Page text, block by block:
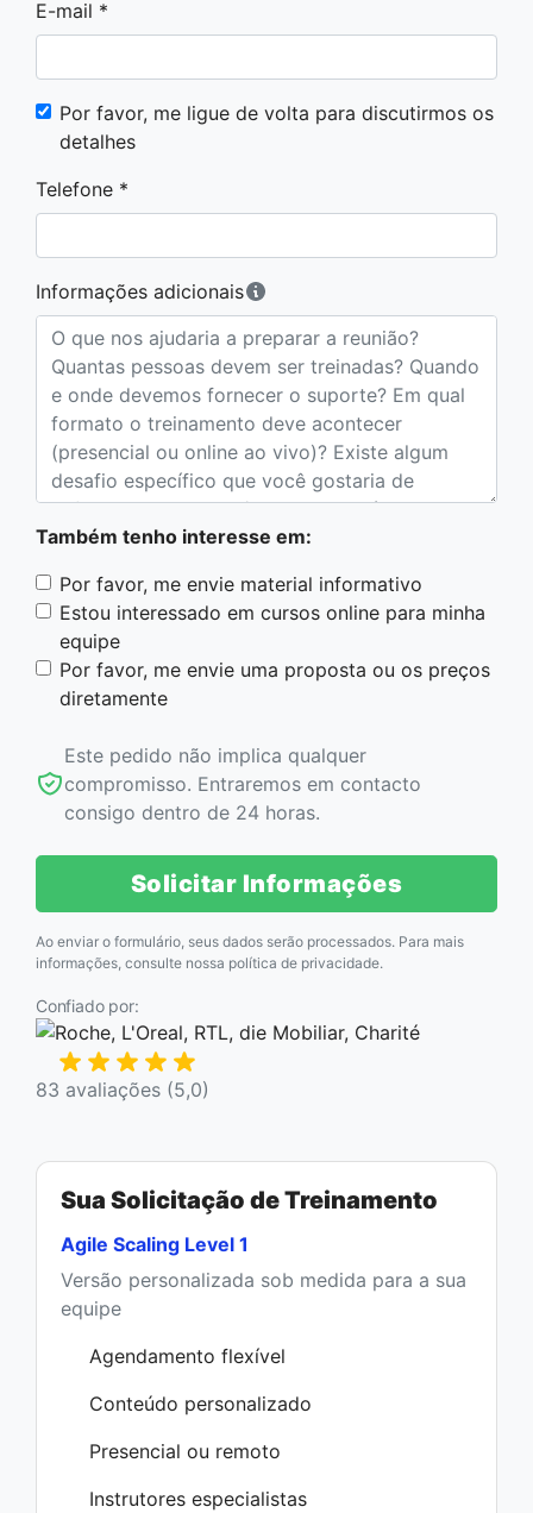
E-mail *
Por favor, me ligue de volta para discutirmos os
detalhes
Telefone *
Informações adicionais
Também tenho interesse em:
Por favor, me envie material informativo
Estou interessado em cursos online para minha
equipe
Por favor, me envie uma proposta ou os preços
diretamente
Este pedido não implica qualquer
compromisso. Entraremos em contacto
consigo dentro de 24 horas.
Solicitar Informações
Ao enviar o formulário, seus dados serão processados. Para mais
informações, consulte nossa política de privacidade.
Confiado por:
83 avaliações (5,0)
Sua Solicitação de Treinamento
Agile Scaling Level 1
Versão personalizada sob medida para a sua
equipe
Agendamento flexível
Conteúdo personalizado
Presencial ou remoto
Instrutores especialistas